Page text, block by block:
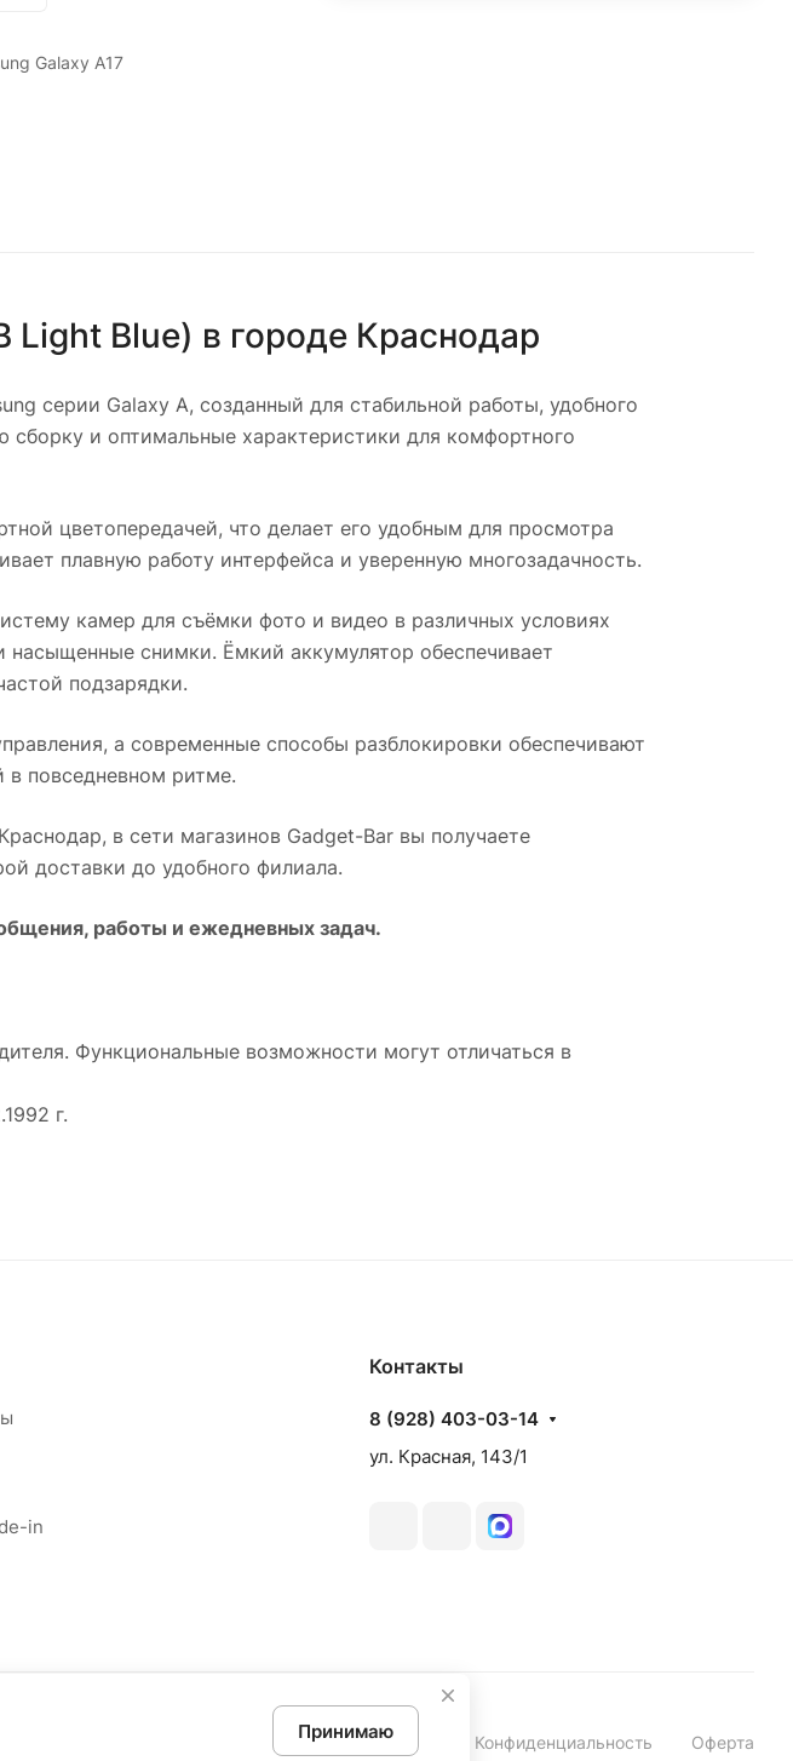
Galaxy A17
Light Blue) в городе Краснодар
серии Galaxy A, созданный для стабильной работы, удобного
и оптимальные характеристики для комфортного
цветопередачей, что делает его удобным для просмотра
плавную работу интерфейса и уверенную многозадачность.
камер для съёмки фото и видео в различных условиях
снимки. Ёмкий аккумулятор обеспечивает
подзарядки.
а современные способы разблокировки обеспечивают
в повседневном ритме.
Краснодар, в сети магазинов Gadget-Bar вы получаете
доставки до удобного филиала.
работы и ежедневных задач.
Функциональные возможности могут отличаться в
г.
in
Контакты
8 (928) 403-03-14
ул. Красная, 143/1
Конфиденциальность Оферта
Принимаю